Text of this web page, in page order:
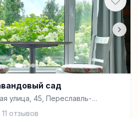
сад
улица, 45, Переславль-
11 отзывов